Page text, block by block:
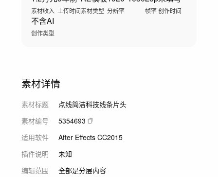
素材收入 上传时间素材类型 分辨率 帧率创作时间
不含AI
创作类型
素材详情
素材标题
点线简洁科技线条片头
素材编号
5354693
适用软件
After Effects CC2015
插件说明
未知
编辑范围
全部是分层内容